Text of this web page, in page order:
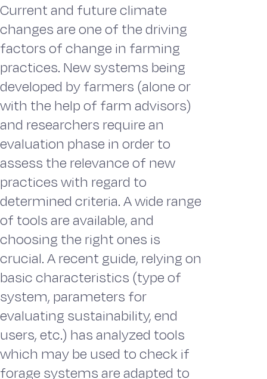
Current and future climate
changes are one of the driving
factors of change in farming
practices. New systems being
developed by farmers (alone or
with the help of farm advisors)
and researchers require an
evaluation phase in order to
assess the relevance of new
practices with regard to
determined criteria. A wide range
of tools are available, and
choosing the right ones is
crucial. A recent guide, relying on
basic characteristics (type of
system, parameters for
evaluating sustainability, end
users, etc.) has analyzed tools
which may be used to check if
forage systems are adapted to